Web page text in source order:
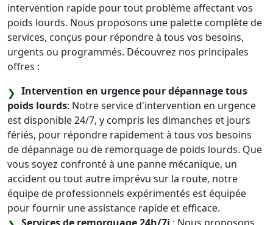
intervention rapide pour tout problème affectant vos
poids lourds. Nous proposons une palette complète de
services, conçus pour répondre à tous vos besoins,
urgents ou programmés. Découvrez nos principales
offres :
Intervention en urgence pour dépannage tous
poids lourds: Notre service d'intervention en urgence
est disponible 24/7, y compris les dimanches et jours
fériés, pour répondre rapidement à tous vos besoins
de dépannage ou de remorquage de poids lourds. Que
vous soyez confronté à une panne mécanique, un
accident ou tout autre imprévu sur la route, notre
équipe de professionnels expérimentés est équipée
pour fournir une assistance rapide et efficace.